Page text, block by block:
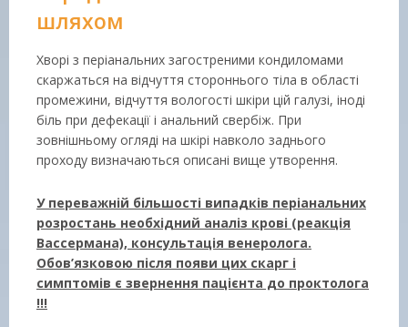
шляхом
Хворі з періанальних загостреними кондиломами
скаржаться на відчуття стороннього тіла в області
промежини, відчуття вологості шкіри цій галузі, іноді
біль при дефекації і анальний свербіж. При
зовнішньому огляді на шкірі навколо заднього
проходу визначаються описані вище утворення.
У переважній більшості випадків періанальних
розростань необхідний аналіз крові (реакція
Вассермана), консультація венеролога.
Обов’язковою після появи цих скарг і
симптомів є звернення пацієнта до проктолога
!!!